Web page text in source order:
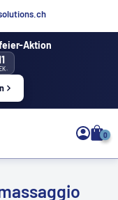
Aktion
0